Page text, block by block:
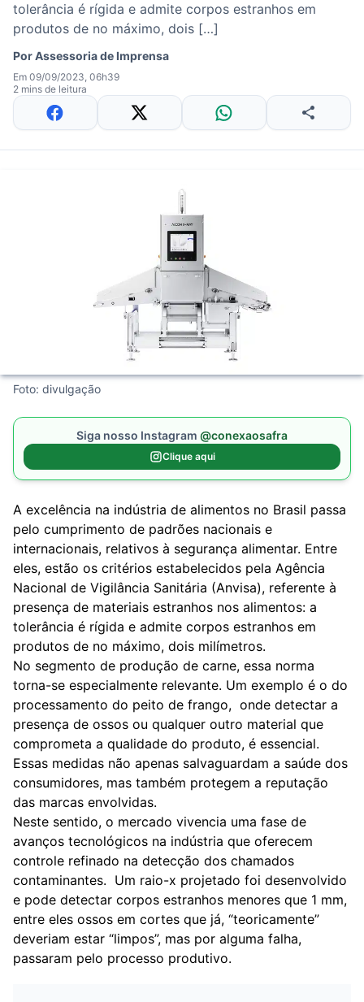
tolerância é rígida e admite corpos estranhos em
produtos de no máximo, dois […]
PorAssessoria de Imprensa
Em 09/09/2023, 06h39
2 mins de leitura
Foto: divulgação
Siga nosso Instagram @conexaosafra
Clique aqui
A excelência na indústria de alimentos no Brasil passa
pelo cumprimento de padrões nacionais e
internacionais, relativos à segurança alimentar. Entre
eles, estão os critérios estabelecidos pela Agência
Nacional de Vigilância Sanitária (Anvisa), referente à
presença de materiais estranhos nos alimentos: a
tolerância é rígida e admite corpos estranhos em
produtos de no máximo, dois milímetros.
No segmento de produção de carne, essa norma
torna-se especialmente relevante. Um exemplo é o do
processamento do peito de frango, onde detectar a
presença de ossos ou qualquer outro material que
comprometa a qualidade do produto, é essencial.
Essas medidas não apenas salvaguardam a saúde dos
consumidores, mas também protegem a reputação
das marcas envolvidas.
Neste sentido, o mercado vivencia uma fase de
avanços tecnológicos na indústria que oferecem
controle refinado na detecção dos chamados
contaminantes. Um raio-x projetado foi desenvolvido
e pode detectar corpos estranhos menores que 1 mm,
entre eles ossos em cortes que já, “teoricamente”
deveriam estar “limpos”, mas por alguma falha,
passaram pelo processo produtivo.